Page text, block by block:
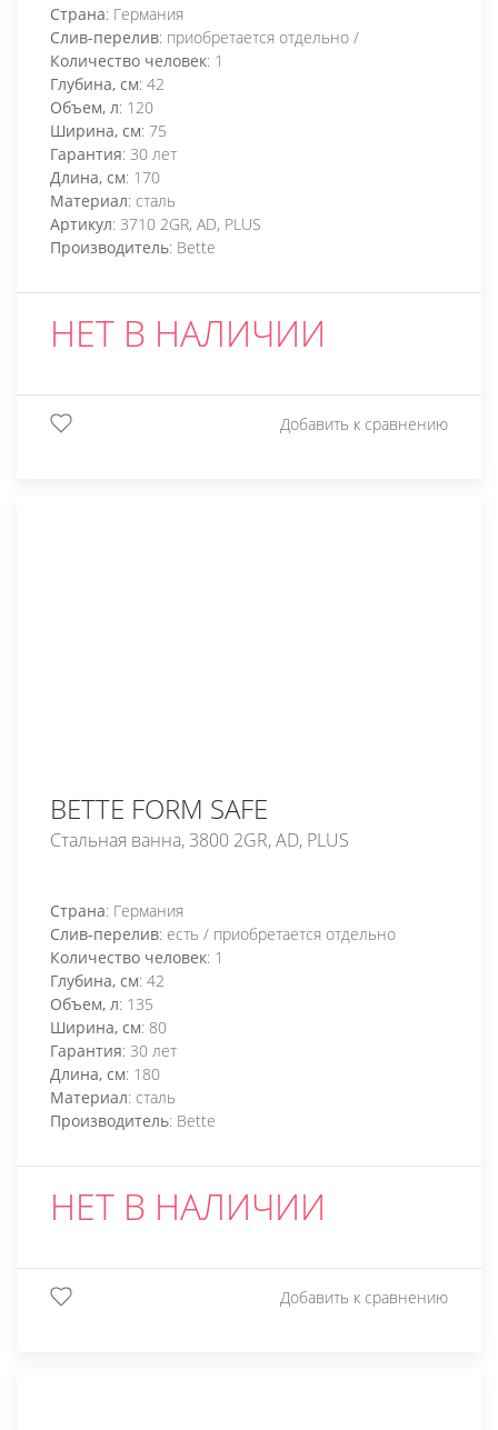
Страна: Германия
Слив-перелив: приобретается отдельно /
Количество человек: 1
Глубина, см: 42
Объем, л: 120
Ширина, см: 75
Гарантия: 30 лет
Длина, см: 170
Материал: сталь
Артикул: 3710 2GR, AD, PLUS
Производитель: Bette
НЕТ В НАЛИЧИИ
Добавить к сравнению
BETTE FORM SAFE
Стальная ванна, 3800 2GR, AD, PLUS
Страна: Германия
Слив-перелив: есть / приобретается отдельно
Количество человек: 1
Глубина, см: 42
Объем, л: 135
Ширина, см: 80
Гарантия: 30 лет
Длина, см: 180
Материал: сталь
Производитель: Bette
НЕТ В НАЛИЧИИ
Добавить к сравнению